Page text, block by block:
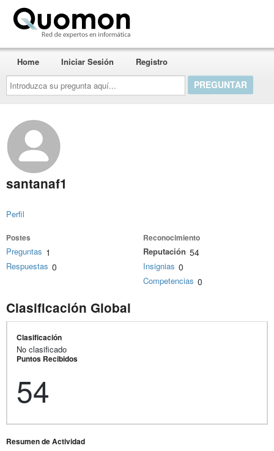
Introduzca
su
pregunta
aquí...
Home Iniciar Sesión Registro
santanaf1
Perfil
Postes
Preguntas 1
Respuestas 0
Reconocimiento
Reputación 54
Insignias 0
Competencias 0
Clasificación Global
Clasificación
No clasificado
Puntos Recibidos
54
Resumen de Actividad